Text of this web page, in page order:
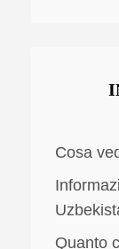
Cosa
Quanto